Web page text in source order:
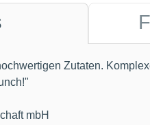
Zutaten.
mbH